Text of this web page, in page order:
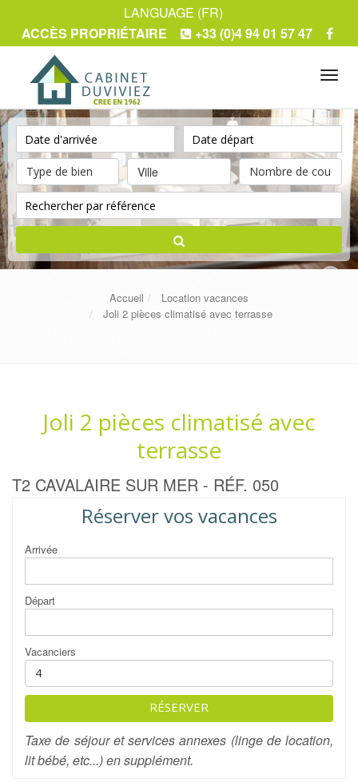
LANGUAGE (FR)
ACCÈS PROPRIÉTAIRE
+33 (0)4 94 01 57 47
Ville
Accueil
Location vacances
Joli 2 pièces climatisé avec terrasse
Joli 2 pièces climatisé avec
terrasse
T2 CAVALAIRE SUR MER - RÉF. 050
Réserver vos vacances
Arrivée
Départ
Vacanciers
RÉSERVER
Taxe de séjour et services annexes (linge de location,
lit bébé, etc...) en supplément.